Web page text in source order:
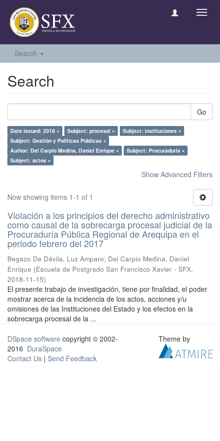
Search
Search
Go
Date issued: 2018 × Subject: procesal ×
Subject: instituciones ×
Subject: Gestión y Políticas Públicas ×
Author: Del Carpio Medina, Daniel Enrique ×
Subject: Procuraduría ×
Subject: actos ×
Show Advanced Filters
Now showing items 1-1 of 1
Violación a los principios del derecho administrativo
como causal de la sobrecarga procesal judicial de la
Procuraduría Pública Regional de Arequipa en el
periodo febrero del 2017
Begazo De Dávila, Luz Amparo; Del Carpio Medina, Daniel
Enrique (Escuela de Postgrado San Francisco Xavier - SFX,
2018-11-15)
El presente trabajo de investigación, tiene por finalidad, el poder
mostrar acerca de la incidencia de los actos, acciones y/u
omisiones de las Instituciones del Estado y los efectos en la
sobrecarga procesal de la ...
DSpace software copyright © 2002-
2016 DuraSpace
Contact Us | Send Feedback
Theme by